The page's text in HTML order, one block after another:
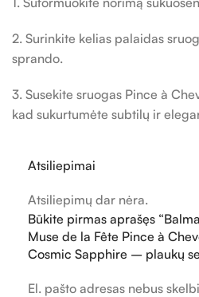
2. Surinkite kelias palaidas
sprando.
3. Susekite sruogas Pince à
kad sukurtumėte subtilų ir
Atsiliepimai
Atsiliepimų dar nėra.
Būkite pirmas aprašęs
Muse de la Fête Pince à
Cosmic Sapphire – plaukų
El. pašto adresas nebus